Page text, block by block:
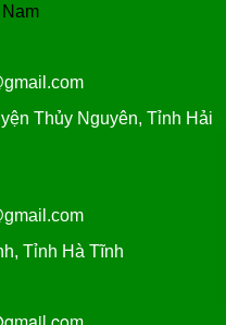
Thủy Nguyên, Tỉnh Hải
Tỉnh Hà Tĩnh